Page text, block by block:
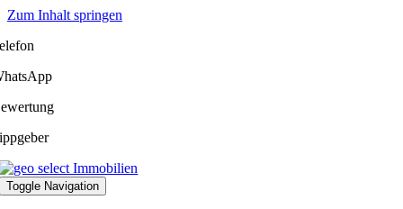
Zum Inhalt springen
Toggle Navigation